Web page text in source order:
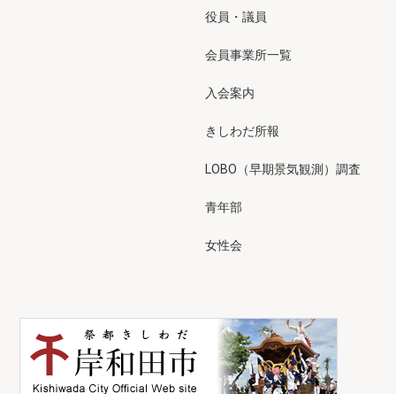
役員・議員
会員事業所一覧
入会案内
きしわだ所報
LOBO（早期景気観測）調査
青年部
女性会